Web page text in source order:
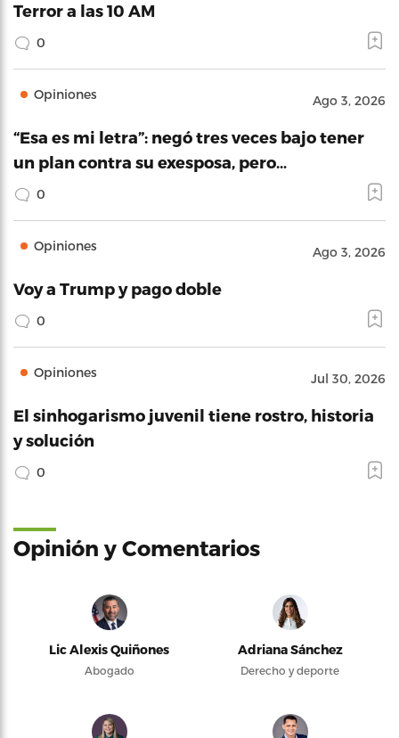
Terror a las 10 AM
0
Opiniones Ago 3, 2026
“Esa es mi letra”: negó tres veces bajo tener
un plan contra su exesposa, pero…
0
Opiniones Ago 3, 2026
Voy a Trump y pago doble
0
Opiniones Jul 30, 2026
El sinhogarismo juvenil tiene rostro, historia
y solución
0
Opinión y Comentarios
Lic Alexis Quiñones
Abogado
Adriana Sánchez
Derecho y deporte